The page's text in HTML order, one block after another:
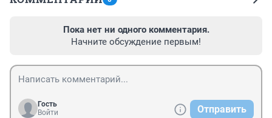
Пока нет ни одного комментария.
Начните обсуждение первым!
Гость
Войти
Отправить